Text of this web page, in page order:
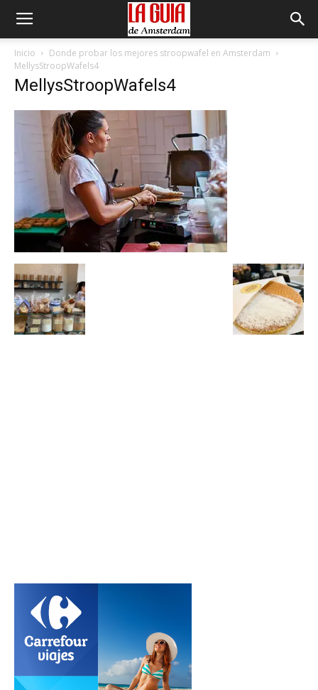
Inicio
Donde probar los mejores stroopwafel en Amsterdam
MellysStroopWafels4
MellysStroopWafels4